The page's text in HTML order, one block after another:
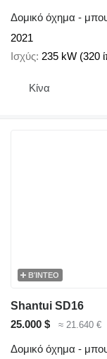
Δομικό όχημα -
2021
Ισχύς 235 kW (320
Κίνα
ΒΊΝΤΕΟ
Shantui SD16
25.000 $
≈ 21.640 €
Δομικό όχημα -